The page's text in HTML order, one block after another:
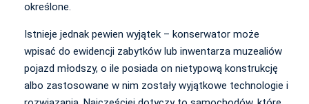
określone.
Istnieje jednak pewien wyjątek – konserwator może
wpisać do ewidencji zabytków lub inwentarza muzealiów
pojazd młodszy, o ile posiada on nietypową konstrukcję
albo zastosowane w nim zostały wyjątkowe technologie i